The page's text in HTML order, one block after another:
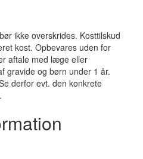
ikke overskrides. Kosttilskud
kost. Opbevares uden for
aftale med læge eller
gravide og børn under 1 år.
derfor evt. den konkrete